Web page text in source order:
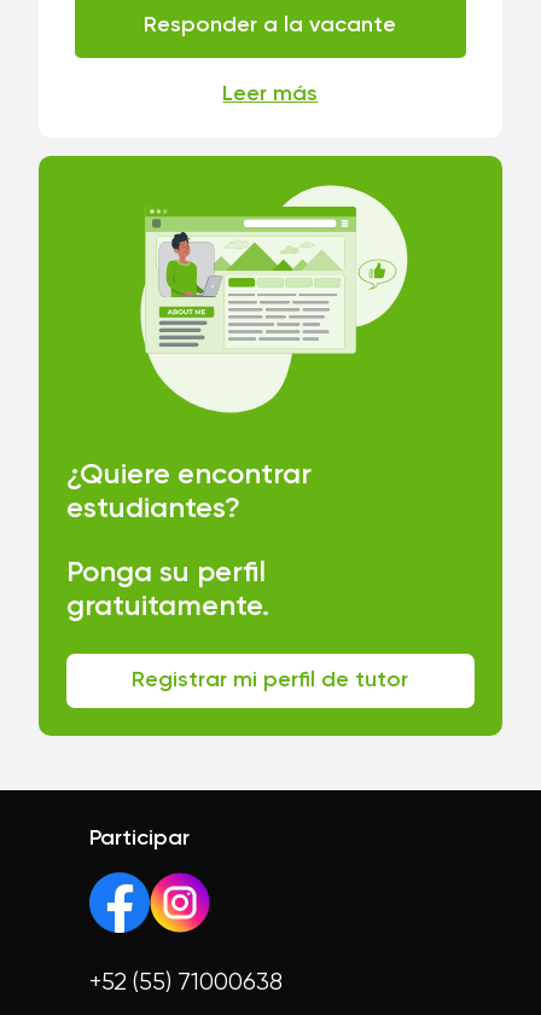
¿Quiere encontrar
estudiantes?
Ponga su perfil
gratuitamente.
Registrar mi perfil de tutor
Responder a la vacante
Leer más
Participar
+52 (55) 71000638